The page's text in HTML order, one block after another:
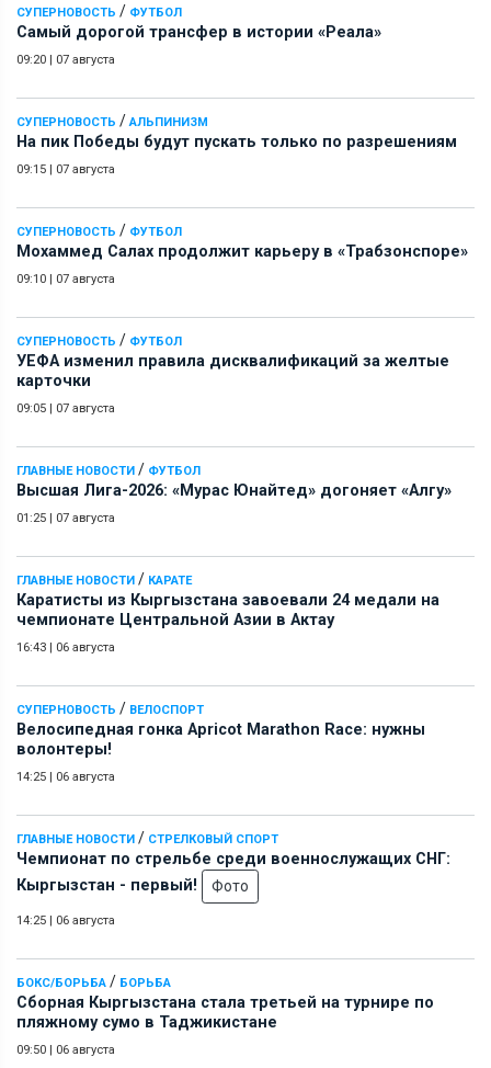
СУПЕРНОВОСТЬ / ФУТБОЛ
Самый дорогой трансфер в истории «Реала»
09:20 | 07 августа
СУПЕРНОВОСТЬ / АЛЬПИНИЗМ
На пик Победы будут пускать только по разрешениям
09:15 | 07 августа
СУПЕРНОВОСТЬ / ФУТБОЛ
Мохаммед Салах продолжит карьеру в «Трабзонспоре»
09:10 | 07 августа
СУПЕРНОВОСТЬ / ФУТБОЛ
УЕФА изменил правила дисквалификаций за желтые
карточки
09:05 | 07 августа
ГЛАВНЫЕ НОВОСТИ / ФУТБОЛ
Высшая Лига-2026: «Мурас Юнайтед» догоняет «Алгу»
01:25 | 07 августа
ГЛАВНЫЕ НОВОСТИ / КАРАТЕ
Каратисты из Кыргызстана завоевали 24 медали на
чемпионате Центральной Азии в Актау
16:43 | 06 августа
СУПЕРНОВОСТЬ / ВЕЛОСПОРТ
Велосипедная гонка Apricot Marathon Race: нужны
волонтеры!
14:25 | 06 августа
ГЛАВНЫЕ НОВОСТИ / СТРЕЛКОВЫЙ СПОРТ
Чемпионат по стрельбе среди военнослужащих СНГ:
Кыргызстан - первый!
Фото
14:25 | 06 августа
БОКС/БОРЬБА / БОРЬБА
Сборная Кыргызстана стала третьей на турнире по
пляжному сумо в Таджикистане
09:50 | 06 августа